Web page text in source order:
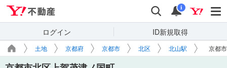
検索 通知
i
ログイン ID新規取得
土地 京都府 京都市 北区 北山駅 京都